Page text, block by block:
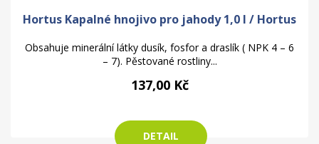
Hortus Kapalné hnojivo pro jahody 1,0 l / Hortus
Obsahuje minerální látky dusík, fosfor a draslík ( NPK 4 – 6
– 7). Pěstované rostliny...
137,00 Kč
DETAIL